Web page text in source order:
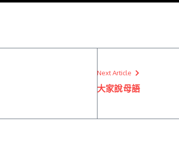
Next Article
大家說母語